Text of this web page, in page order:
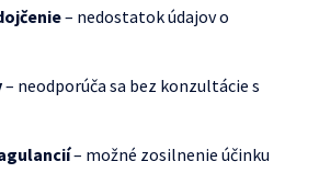
– nedostatok údajov o
– neodporúča sa bez konzultácie s
– možné zosilnenie účinku